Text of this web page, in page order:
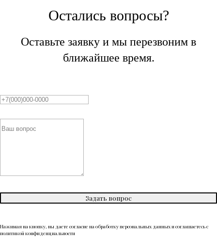
Остались вопросы?
Оставьте заявку и мы перезвоним в
ближайшее время.
Задать вопрос
Нажимая на кнопку, вы даете согласие на обработку персональных данных и соглашаетесь c
политикой конфиденциальности